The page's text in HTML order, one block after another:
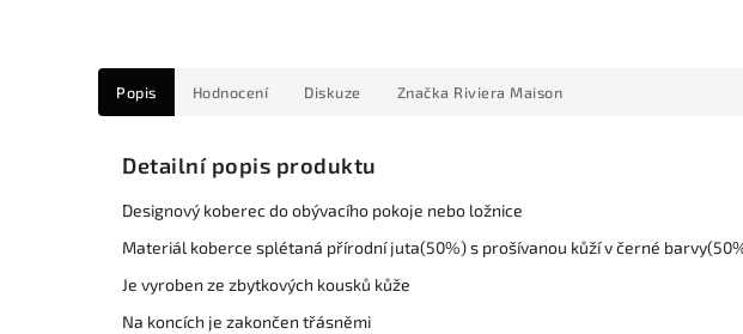
Popis Hodnocení Diskuze Značka Riviera Maison
Detailní popis produktu
Designový koberec do obývacího pokoje nebo ložnice
Materiál koberce splétaná přírodní juta(50%) s prošívanou kůží v černé
Je vyroben ze zbytkových kousků kůže
Na koncích je zakončen třásněmi